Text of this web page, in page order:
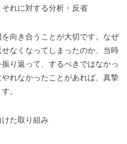
れに対する分析・反省
向き合うことが大切です。なぜ
なくなってしまったのか、当時
り返って、するべきではなかっ
れなかったことがあれば、真摯
。
た取り組み